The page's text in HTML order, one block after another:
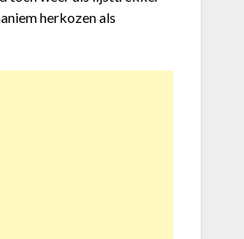
herkozen als